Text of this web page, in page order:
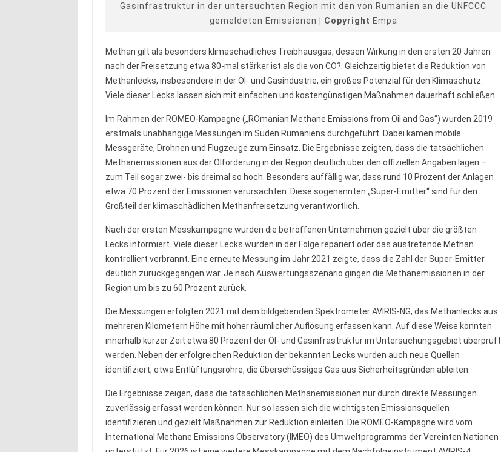
Gasinfrastruktur in der untersuchten Region mit den von Rumänien an die UNFCCC
gemeldeten Emissionen
| Copyright Empa
Methan gilt als besonders klimaschädliches Treibhausgas, dessen Wirkung in den ersten 20 Jahren
nach der Freisetzung etwa 80-mal stärker ist als die von CO?. Gleichzeitig bietet die Reduktion von
Methanlecks, insbesondere in der Öl- und Gasindustrie, ein großes Potenzial für den Klimaschutz.
Viele dieser Lecks lassen sich mit einfachen und kostengünstigen Maßnahmen dauerhaft schließen.
Im Rahmen der ROMEO-Kampagne („ROmanian Methane Emissions from Oil and Gas“) wurden 2019
erstmals unabhängige Messungen im Süden Rumäniens durchgeführt. Dabei kamen mobile
Messgeräte, Drohnen und Flugzeuge zum Einsatz. Die Ergebnisse zeigten, dass die tatsächlichen
Methanemissionen aus der Ölförderung in der Region deutlich über den offiziellen Angaben lagen –
zum Teil sogar zwei- bis dreimal so hoch. Besonders auffällig war, dass rund 10 Prozent der Anlagen
etwa 70 Prozent der Emissionen verursachten. Diese sogenannten „Super-Emitter“ sind für den
Großteil der klimaschädlichen Methanfreisetzung verantwortlich.
Nach der ersten Messkampagne wurden die betroffenen Unternehmen gezielt über die größten
Lecks informiert. Viele dieser Lecks wurden in der Folge repariert oder das austretende Methan
kontrolliert verbrannt. Eine erneute Messung im Jahr 2021 zeigte, dass die Zahl der Super-Emitter
deutlich zurückgegangen war. Je nach Auswertungsszenario gingen die Methanemissionen in der
Region um bis zu 60 Prozent zurück.
Die Messungen erfolgten 2021 mit dem bildgebenden Spektrometer AVIRIS-NG, das Methanlecks aus
mehreren Kilometern Höhe mit hoher räumlicher Auflösung erfassen kann. Auf diese Weise konnten
innerhalb kurzer Zeit etwa 80 Prozent der Öl- und Gasinfrastruktur im Untersuchungsgebiet überprüft
werden. Neben der erfolgreichen Reduktion der bekannten Lecks wurden auch neue Quellen
identifiziert, etwa Entlüftungsrohre, die überschüssiges Gas aus Sicherheitsgründen ableiten.
Die Ergebnisse zeigen, dass die tatsächlichen Methanemissionen nur durch direkte Messungen
zuverlässig erfasst werden können. Nur so lassen sich die wichtigsten Emissionsquellen
identifizieren und gezielt Maßnahmen zur Reduktion einleiten. Die ROMEO-Kampagne wird vom
International Methane Emissions Observatory (IMEO) des Umweltprogramms der Vereinten Nationen